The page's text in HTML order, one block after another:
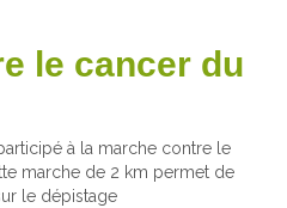
le cancer du
à la marche contre le
marche de 2 km permet de
le dépistage